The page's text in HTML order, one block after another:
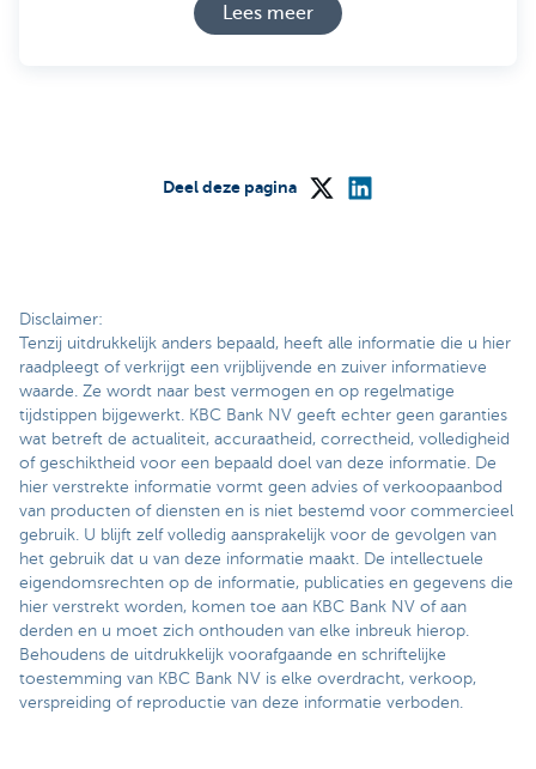
Lees meer
Deel deze pagina
Disclaimer:
Tenzij uitdrukkelijk anders bepaald, heeft alle informatie die u hier
raadpleegt of verkrijgt een vrijblijvende en zuiver informatieve
waarde. Ze wordt naar best vermogen en op regelmatige
tijdstippen bijgewerkt. KBC Bank NV geeft echter geen garanties
wat betreft de actualiteit, accuraatheid, correctheid, volledigheid
of geschiktheid voor een bepaald doel van deze informatie. De
hier verstrekte informatie vormt geen advies of verkoopaanbod
van producten of diensten en is niet bestemd voor commercieel
gebruik. U blijft zelf volledig aansprakelijk voor de gevolgen van
het gebruik dat u van deze informatie maakt. De intellectuele
eigendomsrechten op de informatie, publicaties en gegevens die
hier verstrekt worden, komen toe aan KBC Bank NV of aan
derden en u moet zich onthouden van elke inbreuk hierop.
Behoudens de uitdrukkelijk voorafgaande en schriftelijke
toestemming van KBC Bank NV is elke overdracht, verkoop,
verspreiding of reproductie van deze informatie verboden.